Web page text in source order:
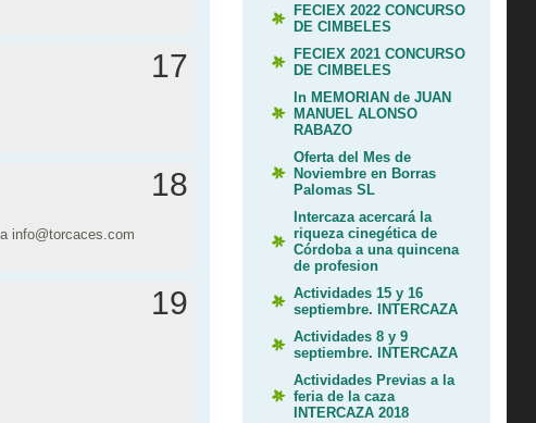
17
18
info@torcaces.com
19
FECIEX 2022 CONCURSO
DE CIMBELES
FECIEX 2021 CONCURSO
DE CIMBELES
In MEMORIAN de JUAN
MANUEL ALONSO
RABAZO
Oferta del Mes de
Noviembre en Borras
Palomas SL
Intercaza acercará la
riqueza cinegética de
Córdoba a una quincena
de profesion
Actividades 15 y 16
septiembre. INTERCAZA
Actividades 8 y 9
septiembre. INTERCAZA
Actividades Previas a la
feria de la caza
INTERCAZA 2018